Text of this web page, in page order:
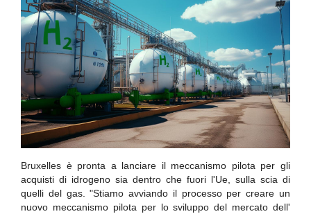
Bruxelles è pronta a lanciare il meccanismo pilota per gli
acquisti di idrogeno sia dentro che fuori l'Ue, sulla scia di
quelli del gas. "Stiamo avviando il processo per creare un
nuovo meccanismo pilota per lo sviluppo del mercato dell'